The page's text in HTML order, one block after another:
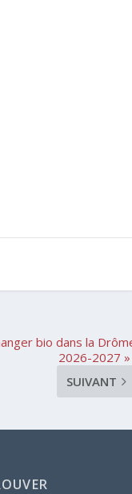
bio dans la
2026-2027 »
SUIVANT